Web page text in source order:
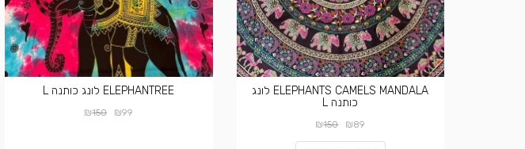
ELEPHANTS CAMELS MANDALA לונג
כותנה L
₪89
₪150
ELEPHANTREE לונג כותנה L
₪99
₪150